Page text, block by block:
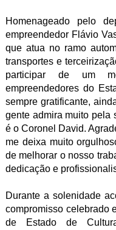
Homenageado pelo
empreendedor Flávio
que atua no ramo
transportes e
participar de um
empreendedores do
sempre gratificante,
gente admira muito pela
é o Coronel David.
me deixa muito
de melhorar o nosso
dedicação e
Durante a solenidade
compromisso celebrado
de Estado de